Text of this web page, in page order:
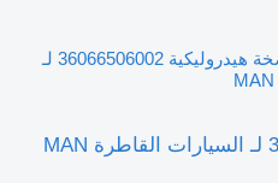
مضخة هيدروليكية 36066506002 لـ
مضخة هيدروليكية 36066506002 لـ السيارات القاطرة MAN